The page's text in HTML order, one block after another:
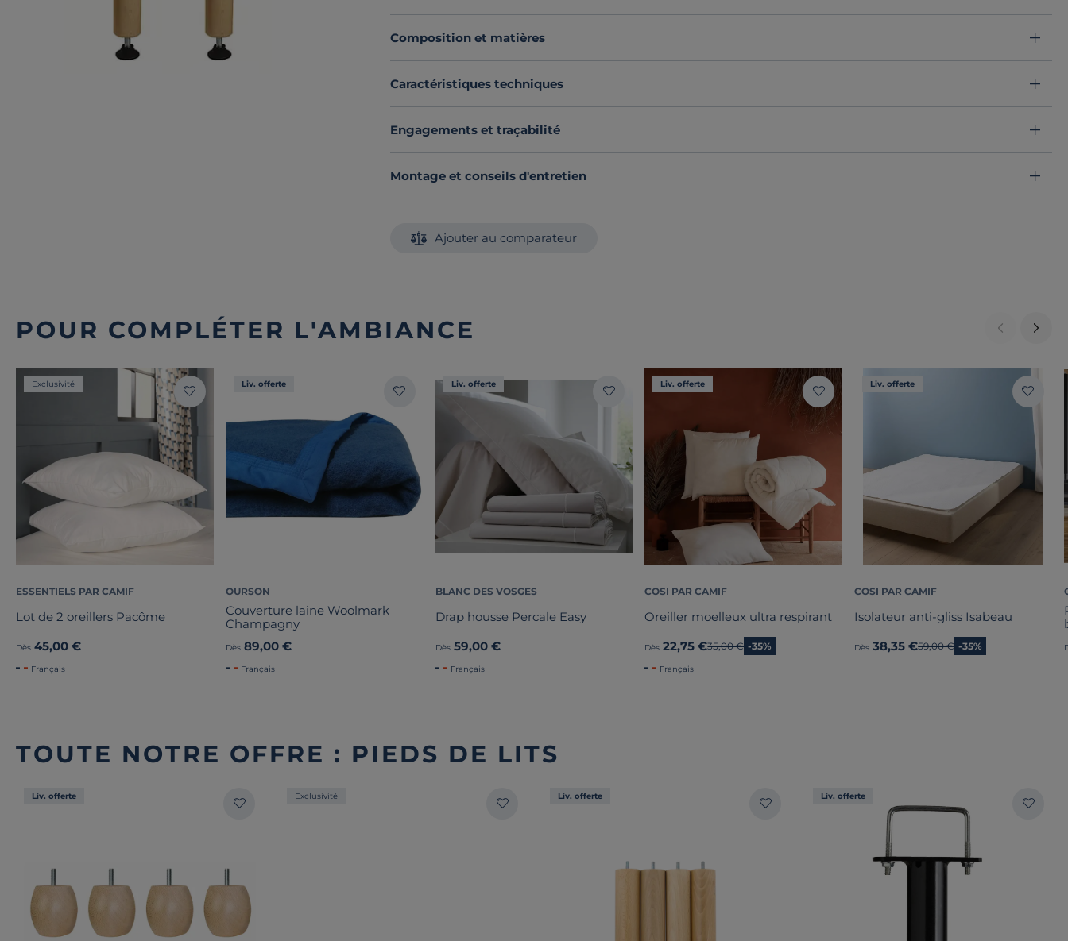
Composition et matières
Caractéristiques techniques
Engagements et traçabilité
Montage et conseils d'entretien
Ajouter au comparateur
POUR COMPLÉTER L'AMBIANCE
Exclusivité
ESSENTIELS PAR CAMIF
Lot de 2 oreillers Pacôme
Dès 45,00 €
Français
Liv. offerte
OURSON
Couverture laine Woolmark
Champagny
Dès 89,00 €
Français
Liv. offerte
BLANC DES VOSGES
Drap housse Percale Easy
Dès 59,00 €
Français
Liv. offerte
COSI PAR CAMIF
Oreiller moelleux ultra respirant
Dès 22,75 €Ancien prix
35,00 € -35%
Français
Liv. offerte
COSI PAR CAMIF
Isolateur anti-gliss Isabeau
Dès 38,35 €Ancien prix
59,00 € -35%
TOUTE NOTRE OFFRE : PIEDS DE LITS
Liv. offerte Exclusivité Liv. offerte Liv. offerte